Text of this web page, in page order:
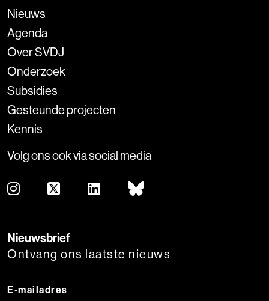
Nieuws
Agenda
Over SVDJ
Onderzoek
Subsidies
Gesteunde projecten
Kennis
Volg ons ook via social media
Nieuwsbrief
Ontvang ons laatste nieuws
E-mailadres